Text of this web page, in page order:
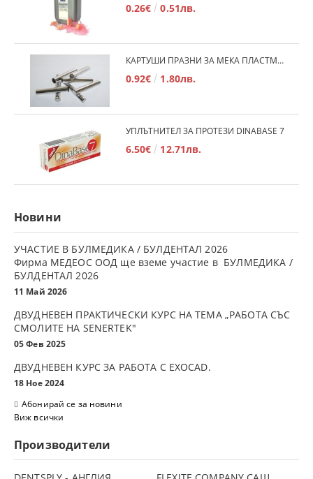
0.26€ 0.51лв.
КАРТУШИ ПРАЗНИ ЗА МЕКА ПЛАСТМАСА
0.92€ 1.80лв.
УПЛЪТНИТЕЛ ЗА ПРОТЕЗИ DINABASE 7
6.50€ 12.71лв.
Новини
УЧАСТИЕ В БУЛМЕДИКА / БУЛДЕНТАЛ 2026
Фирма МЕДЕОС ООД ще вземе участие в БУЛМЕДИКА /
БУЛДЕНТАЛ 2026
11 Май 2026
ДВУДНЕВЕН ПРАКТИЧЕСКИ КУРС НА ТЕМА „РАБОТА СЪС
СМОЛИТЕ НА SENERTEK"
05 Фев 2025
ДВУДНЕВЕН КУРС ЗА РАБОТА С ЕXOCAD.
18 Ное 2024
Абонирай се за новини
Виж всички
Производители